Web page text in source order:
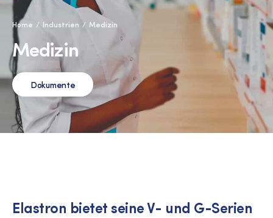
Home Industrien Medizin
Medizin
Dokumente
Elastron bietet seine V- und G-Serien